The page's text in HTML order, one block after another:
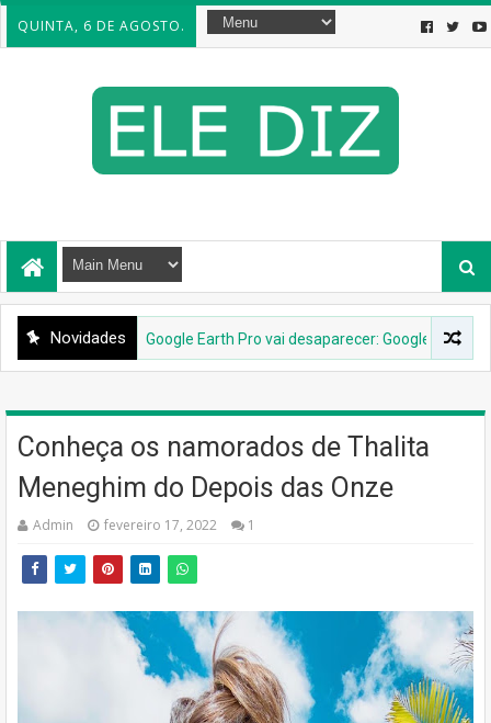
QUINTA, 6 DE AGOSTO.
Novidades
Google Earth Pro vai desaparecer: Google confirma descontinuação
Conheça os namorados de Thalita
Meneghim do Depois das Onze
Admin fevereiro 17, 2022 1